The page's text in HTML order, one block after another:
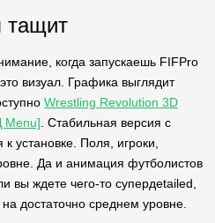
тащит
когда запускаешь FIFPro
визуал. Графика выглядит
Wrestling Revolution 3D
Menu] . Стабильная версия с
установке. Поля, игроки,
Да и анимация футболистов
вы ждете чего-то супердetailed,
достаточно среднем уровне.